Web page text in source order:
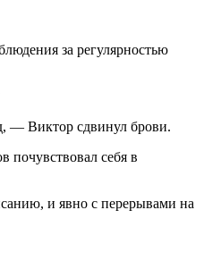
за регулярностью
— Виктор сдвинул брови.
себя в
и явно с перерывами на